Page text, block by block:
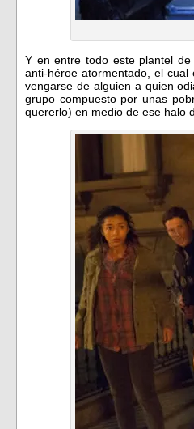
Y en entre todo este plantel
anti-héroe atormentado, el
vengarse de alguien a quien
grupo compuesto por unas
quererlo) en medio de ese halo